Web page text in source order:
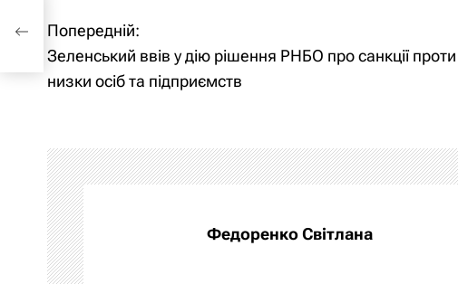
Н
а
і
г
а
ц
Попередній:
Зеленський ввів у дію рішення РНБО про санкції проти
низки осіб та підприємств
Федоренко Світлана